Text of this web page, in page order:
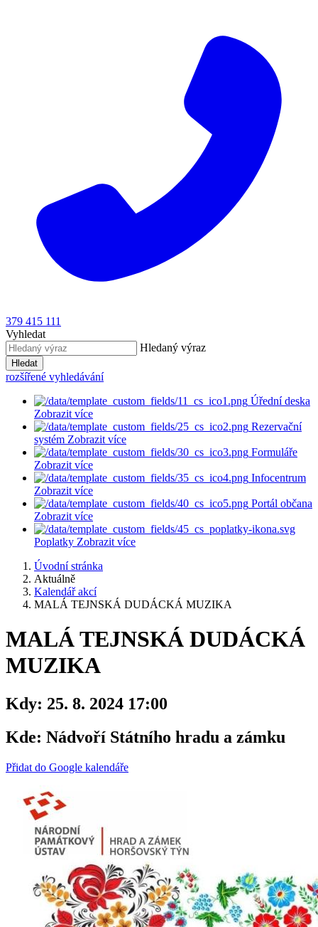
379 415 111
Vyhledat
Hledaný výraz
Hledat
rozšířené vyhledávání
Úřední deska
Zobrazit více
Rezervační
systém Zobrazit více
Formuláře
Zobrazit více
Infocentrum
Zobrazit více
Portál občana
Zobrazit více
Poplatky Zobrazit více
Úvodní stránka
Aktuálně
Kalendář akcí
MALÁ TEJNSKÁ DUDÁCKÁ MUZIKA
MALÁ TEJNSKÁ DUDÁCKÁ
MUZIKA
Kdy: 25. 8. 2024 17:00
Kde: Nádvoří Státního hradu a zámku
Přidat do Google kalendáře